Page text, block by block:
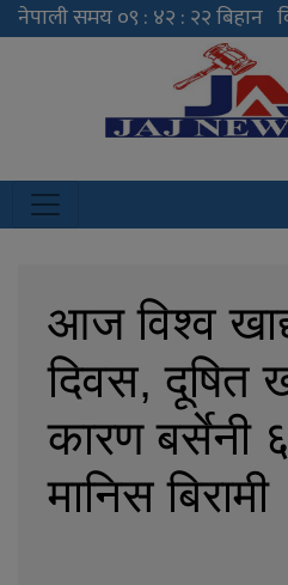
आज विश्व
दिवस, दूषित
कारण बर्सेनी
मानिस बिरामी